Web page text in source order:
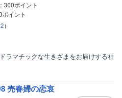
300ポイント
イント
2）
ラマチックな生きざまをお届けする社
売春婦の恋哀